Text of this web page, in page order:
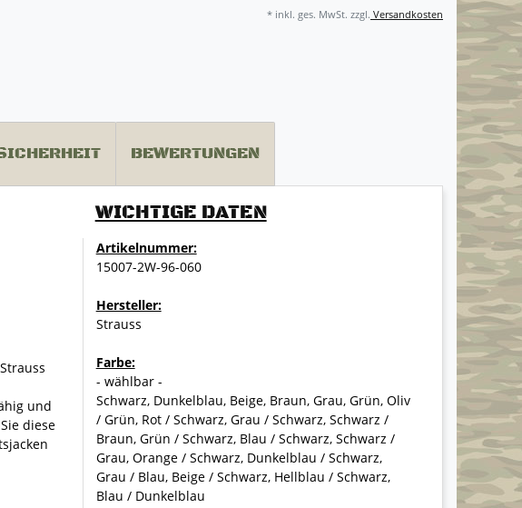
* inkl. ges. MwSt. zzgl. Versandkosten
BEWERTUNGEN
und
diese
WICHTIGE DATEN
Artikelnummer:
15007-2W-96-060
Hersteller:
Strauss
Farbe:
- wählbar -
Schwarz, Dunkelblau, Beige, Braun, Grau, Grün, Oliv
/ Grün, Rot / Schwarz, Grau / Schwarz, Schwarz /
Braun, Grün / Schwarz, Blau / Schwarz, Schwarz /
Grau, Orange / Schwarz, Dunkelblau / Schwarz,
Grau / Blau, Beige / Schwarz, Hellblau / Schwarz,
Blau / Dunkelblau